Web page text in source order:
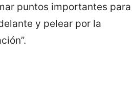
puntos importantes para
y pelear por la